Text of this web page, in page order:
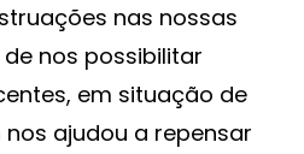
nas nossas
nos possibilitar
em situação de
ajudou a repensar